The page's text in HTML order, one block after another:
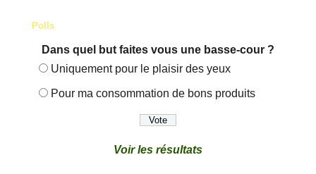
Polls
Dans quel but faites vous une basse-cour ?
Uniquement pour le plaisir des yeux
Pour ma consommation de bons produits
Voir les résultats